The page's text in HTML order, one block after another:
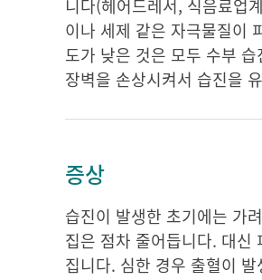
니다(헤어드레서, 식음료업
이나 세제 같은 자극물질이
도가 낮은 것은 모두 수부
장벽을 손상시켜서 습진을
증상
습진이 발생한 초기에는 가
집은 점차 줄어듭니다. 대신
집니다. 심한 경우 출혈이